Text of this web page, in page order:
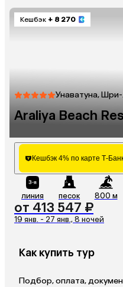
Кешбэк + 8 270
Унаватуна,
Araliya Beach
Кешбэк 4% по карте Т-
линия песок 800 м
от 413 547 ₽
19 янв. - 27 янв., 8 ночей
Как купить тур
Подбор, оплата,